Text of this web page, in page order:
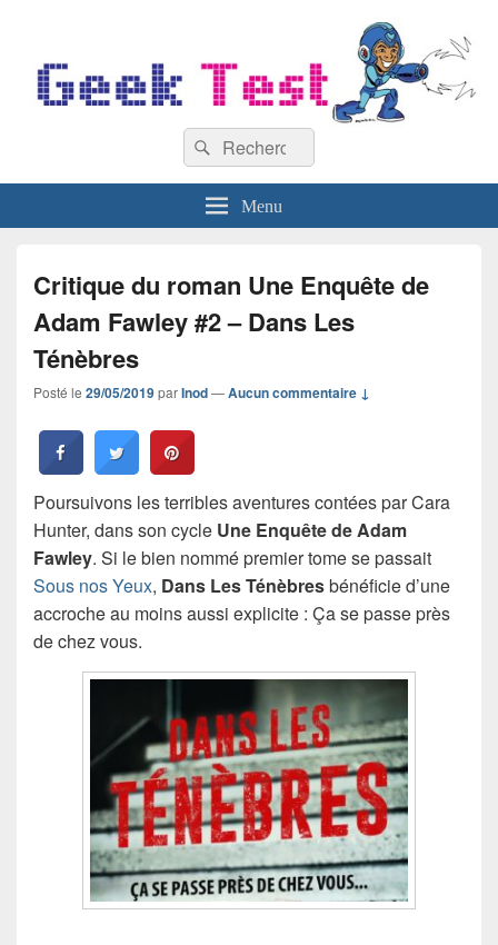
Recherche :
Rechercher
Menu
Critique du roman Une Enquête de
Adam Fawley #2 – Dans Les
Ténèbres
Posté le 29/05/2019parInod—Aucun commentaire ↓
Poursuivons les terribles aventures contées par Cara
Hunter, dans son cycle Une Enquête de Adam
Fawley. Si le bien nommé premier tome se passait
Sous nos Yeux, Dans Les Ténèbresbénéficie d’une
accroche au moins aussi explicite : Ça se passe près
de chez vous.